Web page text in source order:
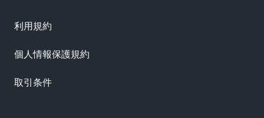
利用規約
個人情報保護規約
取引条件